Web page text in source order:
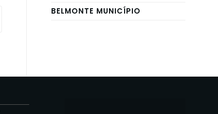
BELMONTE MUNICÍPIO